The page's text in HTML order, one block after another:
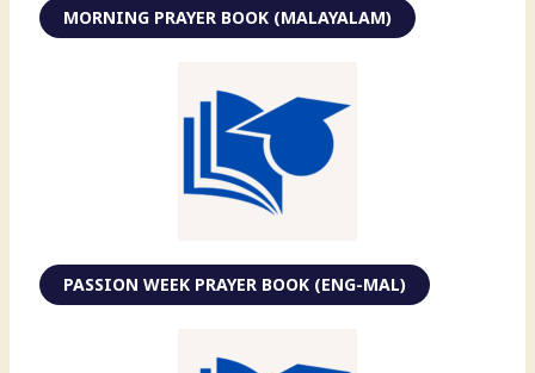
MORNING PRAYER BOOK (MALAYALAM)
PASSION WEEK PRAYER BOOK (ENG-MAL)